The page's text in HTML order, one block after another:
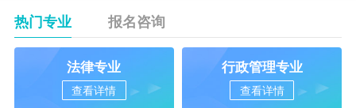
热门专业 报名咨询
法律专业
查看详情
行政管理专业
查看详情